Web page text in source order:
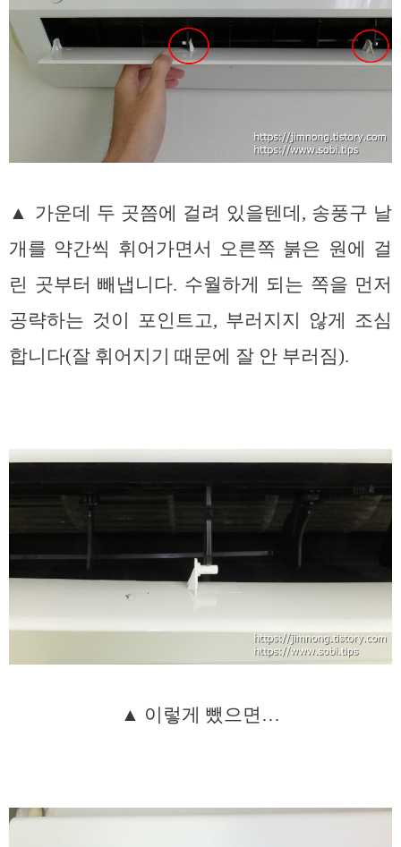
▲ 가운데 두 곳쯤에 걸려 있을텐데, 송풍구 날
개를 약간씩 휘어가면서 오른쪽 붉은 원에 걸
린 곳부터 빼냅니다. 수월하게 되는 쪽을 먼저
공략하는 것이 포인트고, 부러지지 않게 조심
합니다(잘 휘어지기 때문에 잘 안 부러짐).
▲ 이렇게 뺐으면…